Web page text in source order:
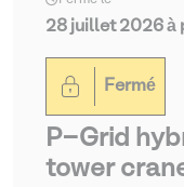
28 juillet 2026 à
Fermé
P-Grid
tower